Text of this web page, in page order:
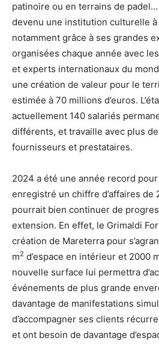
patinoire ou en terrains de
devenu une institution culturelle
notamment grâce à ses grandes
organisées chaque année avec
et experts internationaux du
une création de valeur pour le
estimée à 70 millions d’euros.
actuellement 140 salariés
différents, et travaille avec plus
fournisseurs et prestataires.
2024 a été une année record
enregistré un chiffre d’affaires de
pourrait bien continuer de
extension. En effet, le Grimaldi
création de Mareterra pour
m2 d’espace en intérieur et 2000
nouvelle surface lui permettra
événements de plus grande
davantage de manifestations
d’accompagner ses clients
et ont besoin de davantage